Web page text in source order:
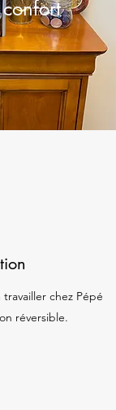
chez Pépé
réversible.